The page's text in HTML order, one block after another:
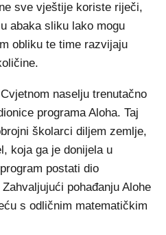
sve vještije koriste riječi,
abaka sliku lako mogu
obliku te time razvijaju
naselju trenutačno
programa Aloha. Taj
školarci diljem zemlje,
koja ga je donijela u
postati dio
pohađanju Alohe
s odličnim matematičkim